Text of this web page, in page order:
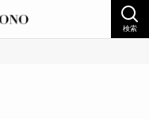
検索